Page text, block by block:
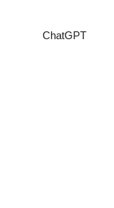
ChatGPT